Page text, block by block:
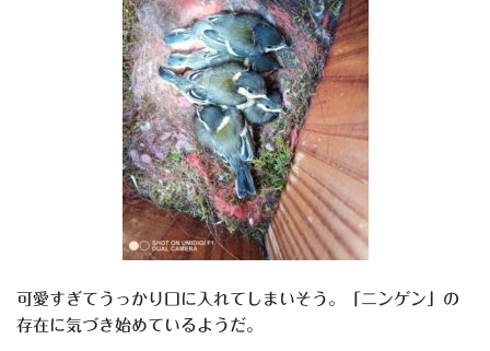
可愛すぎてうっかり口に入れてしまいそう。「ニンゲン」の
存在に気づき始めているようだ。